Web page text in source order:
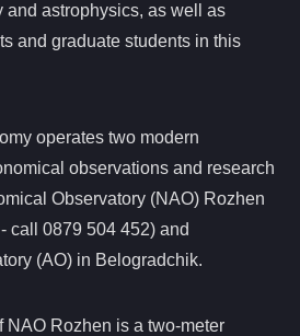
and astrophysics, as well as
and graduate students in this
operates two modern
observations and research
Observatory (NAO) Rozhen
call 0879 504 452) and
(AO) in Belogradchik.
NAO Rozhen is a two-meter